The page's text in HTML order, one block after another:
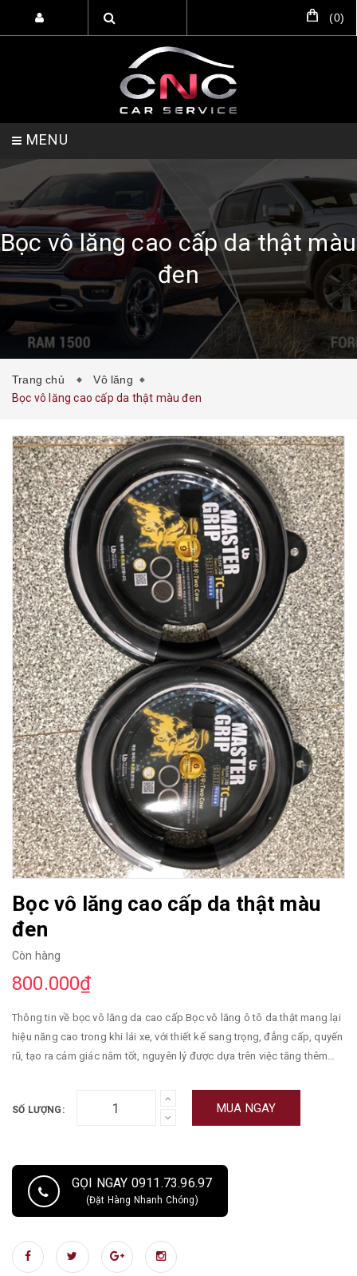
(0)
MENU
TRANG CHỦ DỊCH VỤ SẢN PHẨM
HỖ TRỢ SETUP GARA LIÊN HỆ
Bọc vô lăng cao cấp da thật màu
đen
Trang chủ
Vô lăng
Bọc vô lăng cao cấp da thật màu đen
Bọc vô lăng cao cấp da thật màu
đen
Còn hàng
800.000₫
Thông tin về bọc vô lăng da cao cấp Bọc vô lăng ô tô da thật mang lại
hiệu năng cao trong khi lái xe, với thiết kế sang trọng, đẳng cấp, quyến
rũ, tạo ra cảm giác nắm tốt, nguyên lý được dựa trên việc tăng thêm
dàng. Sản phẩm bọc vô lăng da thật cao cấp được làm từ 100% từ da
bò thật nguyên khối không ghép Với kết cấu chắc chắn gồm có lớp da
vô lăng da thật cao cấp được làm từ những loại vật liệu hàng cao cấp
và được sản xuất với công nghệ vân 3D, từ tay người thợ lành nghề cao.
SỐ LƯỢNG: MUA NGAY
GỌI NGAY 0911.73.96.97
(Đặt Hàng Nhanh Chóng)